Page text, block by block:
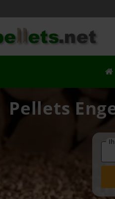
Pellets